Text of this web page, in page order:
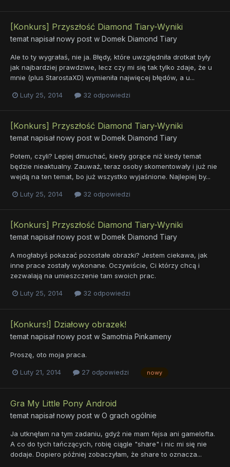
[Konkurs] Przyszłość Diamond Tiary-Wyniki
temat napisał nowy post w Domek Diamond Tiary
Ale to ty wygrałaś, nie ja. Błędy, które uwzględniła drotkat były
jak najbardziej prawdziwe, lecz czy mi się tak tylko zdaje, że u
mnie (plus StarostaXD) wymieniła najwięcej błędów, a u...
Luty 25, 2014 32 odpowiedzi
[Konkurs] Przyszłość Diamond Tiary-Wyniki
temat napisał nowy post w Domek Diamond Tiary
Potem, czyli? Lepiej dmuchać, kiedy gorące niż kiedy temat
będzie nieaktualny. Zauważ, teraz osoby skomentowały i już nie
wejdą na ten temat, bo już wszystko wyjaśnione. Najlepiej by...
Luty 25, 2014 32 odpowiedzi
[Konkurs] Przyszłość Diamond Tiary-Wyniki
temat napisał nowy post w Domek Diamond Tiary
A mogłabyś pokazać pozostałe obrazki? Jestem ciekawa, jak
inne prace zostały wykonane. Oczywiście, Ci którzy chcą i
zezwalają na umieszczenie tam swoich prac.
Luty 25, 2014 32 odpowiedzi
[Konkurs!] Działowy obrazek!
temat napisał nowy post w Samotnia Pinkameny
Proszę, oto moja praca.
Luty 21, 2014 27 odpowiedzi nowy
Gra My Little Pony Android
temat napisał nowy post w O grach ogólnie
Ja utknęłam na tym zadaniu, gdyż nie mam fejsa ani gamelofta.
A co do tych tańczących, robię ciągle "share" i nic mi się nie
dodaje. Dopiero później zobaczyłam, że share to oznacza...